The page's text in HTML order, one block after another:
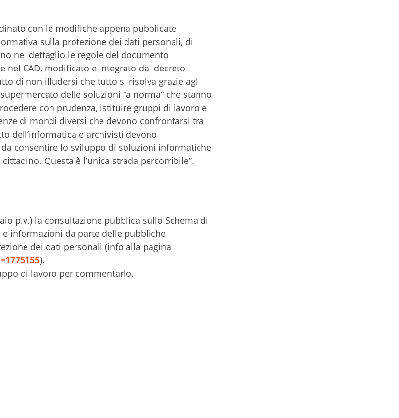
con le modifiche appena pubblicate
sulla protezione dei dati personali, di
nel dettaglio le regole del documento
CAD, modificato e integrato dal decreto
di non illudersi che tutto si risolva grazie agli
delle soluzioni “a norma” che stanno
con prudenza, istituire gruppi di lavoro e
di mondi diversi che devono confrontarsi tra
dell’informatica e archivisti devono
consentire lo sviluppo di soluzioni informatiche
Questa è l’unica strada percorribile”.
p.v.) la consultazione pubblica sullo Schema di
informazioni da parte delle pubbliche
dei dati personali (info alla pagina
).
di lavoro per commentarlo.